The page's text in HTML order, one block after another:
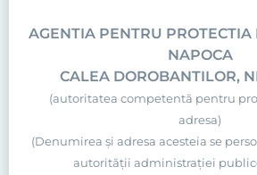
AGENTIA PENTRU
NAPOCA
CALEA DOROBANTILOR,
(autoritatea competentă pentru
adresa)
(Denumirea şi adresa acesteia se
autorităţii administraţiei